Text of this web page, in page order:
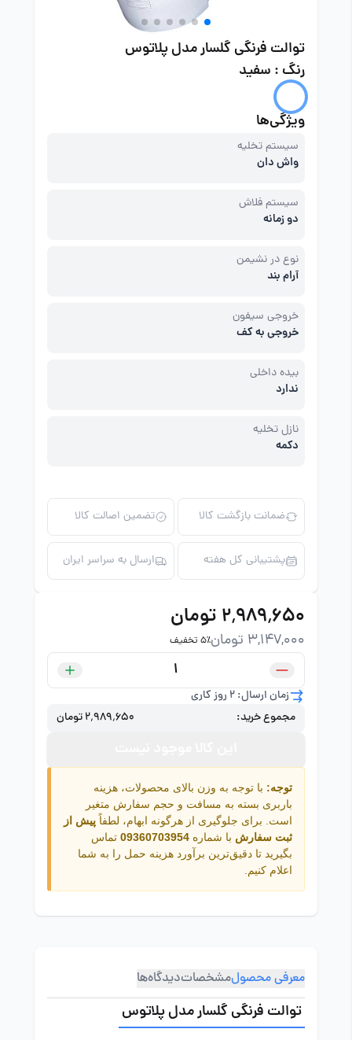
توالت فرنگی گلسار مدل پلاتوس
رنگ : سفید
ویژگی‌ها
سیستم تخلیه
واش دان
سیستم فلاش
دو زمانه
نوع در نشیمن
آرام بند
خروجی سیفون
خروجی به کف
بیده داخلی
ندارد
نازل تخلیه
دکمه
ضمانت بازگشت کالا تضمین اصالت کالا
پشتیبانی کل هفته ارسال به سراسر ایران
۲٬۹۸۹٬۶۵۰ تومان
3,147,000 تومان 5٪ تخفیف
زمان ارسال: 2 روز کاری
مجموع خرید:
۲٬۹۸۹٬۶۵۰ تومان
توجه: با توجه به وزن بالای محصولات، هزینه
باربری بسته به مسافت و حجم سفارش متغیر
است. برای جلوگیری از هرگونه ابهام، لطفاً پیش از
ثبت سفارش با شماره 09360703954 تماس
بگیرید تا دقیق‌ترین برآورد هزینه حمل را به شما
اعلام کنیم.
معرفی محصولمشخصاتدیدگاه‌ها
توالت فرنگی گلسار مدل پلاتوس